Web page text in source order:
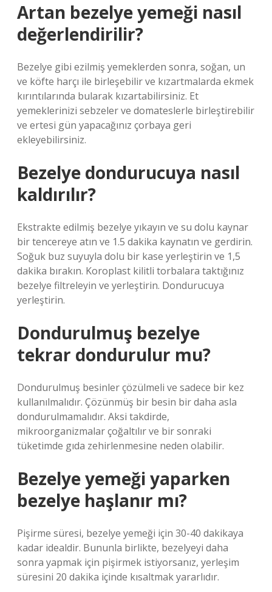
Artan bezelye yemeği nasıl
değerlendirilir?
Bezelye gibi ezilmiş yemeklerden sonra, soğan, un
ve köfte harçı ile birleşebilir ve kızartmalarda ekmek
kırıntılarında bularak kızartabilirsiniz. Et
yemeklerinizi sebzeler ve domateslerle birleştirebilir
ve ertesi gün yapacağınız çorbaya geri
ekleyebilirsiniz.
Bezelye dondurucuya nasıl
kaldırılır?
Ekstrakte edilmiş bezelye yıkayın ve su dolu kaynar
bir tencereye atın ve 1.5 dakika kaynatın ve gerdirin.
Soğuk buz suyuyla dolu bir kase yerleştirin ve 1,5
dakika bırakın. Koroplast kilitli torbalara taktığınız
bezelye filtreleyin ve yerleştirin. Dondurucuya
yerleştirin.
Dondurulmuş bezelye
tekrar dondurulur mu?
Dondurulmuş besinler çözülmeli ve sadece bir kez
kullanılmalıdır. Çözünmüş bir besin bir daha asla
dondurulmamalıdır. Aksi takdirde,
mikroorganizmalar çoğaltılır ve bir sonraki
tüketimde gıda zehirlenmesine neden olabilir.
Bezelye yemeği yaparken
bezelye haşlanır mı?
Pişirme süresi, bezelye yemeği için 30-40 dakikaya
kadar idealdir. Bununla birlikte, bezelyeyi daha
sonra yapmak için pişirmek istiyorsanız, yerleşim
süresini 20 dakika içinde kısaltmak yararlıdır.